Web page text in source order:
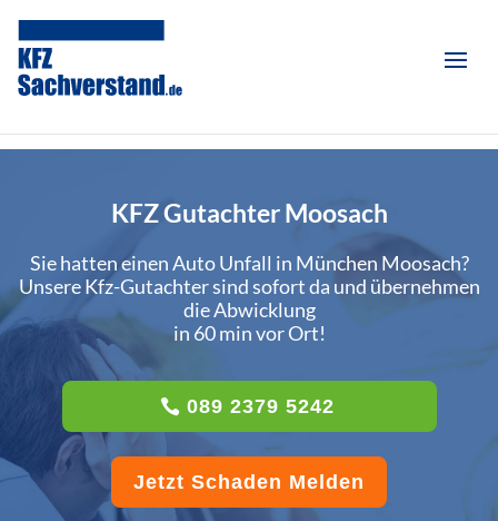
KFZ Gutachter Moosach
Sie hatten einen Auto Unfall in München Moosach?
Unsere Kfz-Gutachter sind sofort da und übernehmen
die Abwicklung
in 60 min vor Ort!
089 2379 5242
Jetzt Schaden Melden